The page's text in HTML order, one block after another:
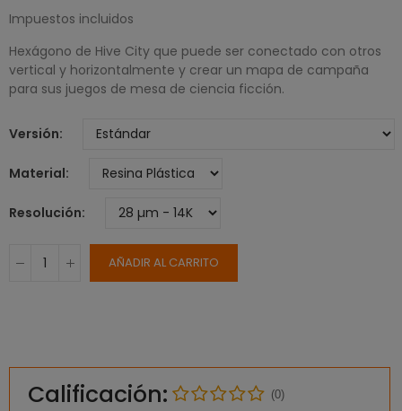
Impuestos incluidos
Hexágono de Hive City que puede ser conectado con otros
vertical y horizontalmente y crear un mapa de campaña
para sus juegos de mesa de ciencia ficción.
Versión
Material
Resolución
AÑADIR AL CARRITO
Calificación: (0)